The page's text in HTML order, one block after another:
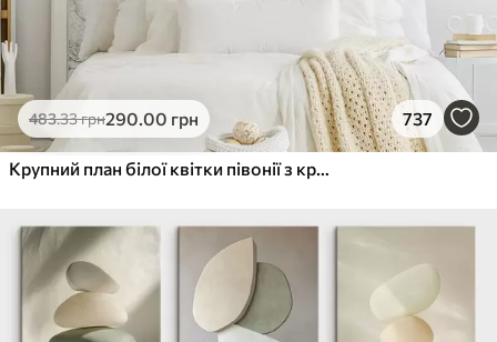
483.33грн290.00 грн 737
Крупний план білої квітки півонії з крапельками води на пелюстках на розмитому фоні